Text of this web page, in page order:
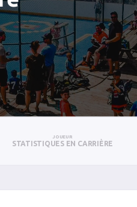
JOUEUR
STATISTIQUES EN CARRIÈRE